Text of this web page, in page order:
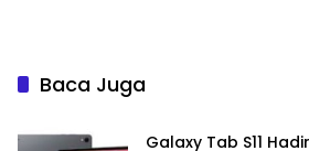
Baca Juga
Galaxy Tab S11